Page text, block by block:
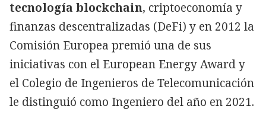
tecnología blockchain, criptoeconomía y
finanzas descentralizadas (DeFi) y en 2012 la
Comisión Europea premió una de sus
iniciativas con el European Energy Award y
el Colegio de Ingenieros de Telecomunicación
le distinguió como Ingeniero del año en 2021.